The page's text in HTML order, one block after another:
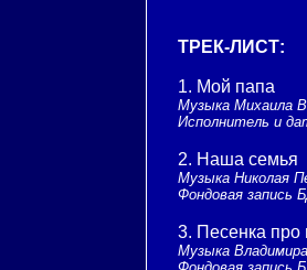
ТРЕК-ЛИСТ:
1. Мой папа
Музыка Михаила
Исполнитель и
2. Наша семья
Музыка Николая
Фондовая запись
3. Песенка про
Музыка